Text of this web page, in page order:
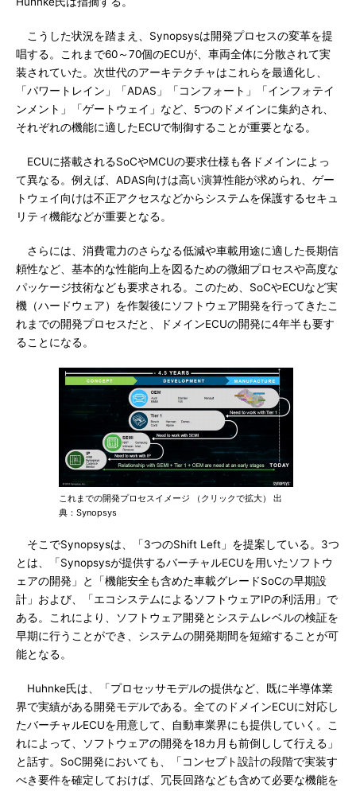
こうした状況を踏まえ、Synopsysは開発プロセスの変革を提
唱する。これまで60～70個のECUが、車両全体に分散されて実
装されていた。次世代のアーキテクチャはこれらを最適化し、
「パワートレイン」「ADAS」「コンフォート」「インフォテイ
ンメント」「ゲートウェイ」など、5つのドメインに集約され、
それぞれの機能に適したECUで制御することが重要となる。
ECUに搭載されるSoCやMCUの要求仕様も各ドメインによっ
て異なる。例えば、ADAS向けは高い演算性能が求められ、ゲー
トウェイ向けは不正アクセスなどからシステムを保護するセキュ
リティ機能などが重要となる。
さらには、消費電力のさらなる低減や車載用途に適した長期信
頼性など、基本的な性能向上を図るための微細プロセスや高度な
パッケージ技術なども要求される。このため、SoCやECUなど実
機（ハードウェア）を作製後にソフトウェア開発を行ってきたこ
れまでの開発プロセスだと、ドメインECUの開発に4年半も要す
ることになる。
これまでの開発プロセスイメージ （クリックで拡大） 出
典：Synopsys
そこでSynopsysは、「3つのShift Left」を提案している。3つ
とは、「Synopsysが提供するバーチャルECUを用いたソフトウ
ェアの開発」と「機能安全も含めた車載グレードSoCの早期設
計」および、「エコシステムによるソフトウェアIPの利活用」で
ある。これにより、ソフトウェア開発とシステムレベルの検証を
早期に行うことができ、システムの開発期間を短縮することが可
能となる。
Huhnke氏は、「プロセッサモデルの提供など、既に半導体業
界で実績がある開発モデルである。全てのドメインECUに対応し
たバーチャルECUを用意して、自動車業界にも提供していく。こ
れによって、ソフトウェアの開発を18カ月も前倒しして行える」
と話す。SoC開発においても、「コンセプト設計の段階で実装す
べき要件を確定しておけば、冗長回路なども含めて必要な機能を